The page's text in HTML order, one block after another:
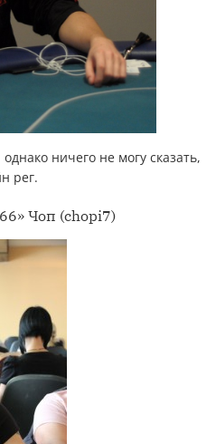
ничего не могу сказать,
рег.
Чоп (chopi7)